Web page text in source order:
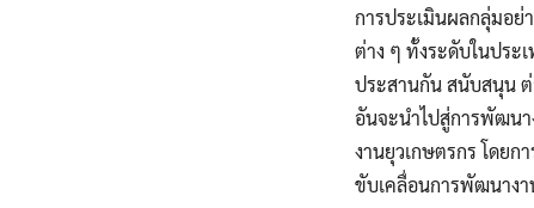
การประเมินผลกลุ่มอย่
ต่าง ๆ ทั้งระดับในประ
ประสานกัน สนับสนุน ต่
อันจะนำไปสู่การพัฒน
งานยุวเกษตรกร โดย
ขับเคลื่อนการพัฒนางา